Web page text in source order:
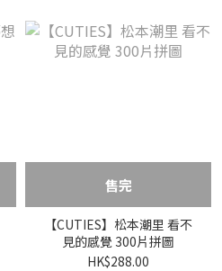
售完
【CUTIES】松本潮里 看不
見的感覺 300片拼圖
HK$288.00